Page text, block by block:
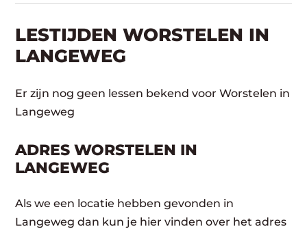
LESTIJDEN WORSTELEN IN
LANGEWEG
Er zijn nog geen lessen bekend voor Worstelen in
Langeweg
ADRES WORSTELEN IN
LANGEWEG
Als we een locatie hebben gevonden in
Langeweg dan kun je hier vinden over het adres